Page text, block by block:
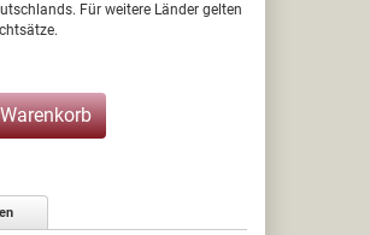
Für weitere Länder gelten